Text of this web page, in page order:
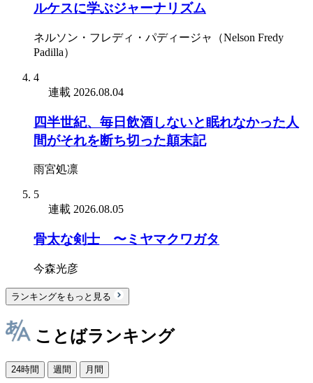
ルケスに学ぶジャーナリズム
ネルソン・フレディ・パディージャ（Nelson Fredy
Padilla）
4
連載 2026.08.04
四半世紀、毎日飲酒しないと眠れなかった人
間がそれを断ち切った顛末記
雨宮処凛
5
連載 2026.08.05
骨太な剣士 〜ミヤマクワガタ
今森光彦
ランキングをもっと見る
ことばランキング
24時間 週間 月間